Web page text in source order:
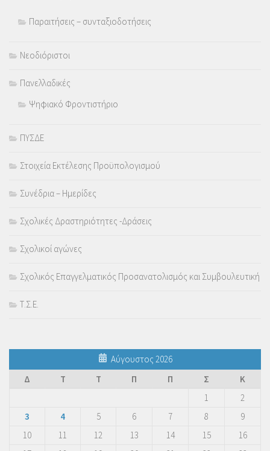
Παραιτήσεις – συνταξιοδοτήσεις
Νεοδιόριστοι
Πανελλαδικές
Ψηφιακό Φροντιστήριο
ΠΥΣΔΕ
Στοιχεία Εκτέλεσης Προϋπολογισμού
Συνέδρια – Ημερίδες
Σχολικές Δραστηριότητες -Δράσεις
Σχολικοί αγώνες
Σχολικός Επαγγελματικός Προσανατολισμός και Συμβουλευτική
Τ.Σ.Ε.
Αύγουστος 2026
Δ
Τ Τ Π Π Σ
Κ
1
2
3
4 5 6 7 8
9
10
11 12 13 14 15
16